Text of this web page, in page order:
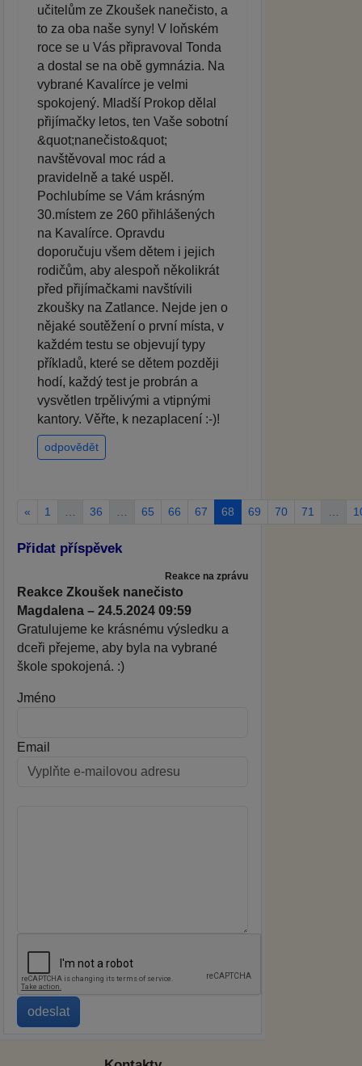
učitelům ze Zkoušek nanečisto, a
to za oba naše syny! V loňském
roce se u Vás připravoval Tonda
a dostal se na obě gymnázia. Na
vybrané Kavalírce je velmi
spokojený. Mladší Prokop dělal
přijímačky letos, ten Vaše sobotní
&quot;nanečisto&quot;
navštěvoval moc rád a
pravidelně a také uspěl.
Pochlubíme se Vám krásným
30.místem ze 260 přihlášených
na Kavalírce. Opravdu
doporučuju všem dětem i jejich
rodičům, aby alespoň několikrát
před přijímačkami navštívili
zkoušky na Zatlance. Nejde jen o
nějaké soutěžení o první místa, v
každém testu se objevují typy
příkladů, které se dětem později
hodí, každý test je probrán a
vysvětlen trpělivými a vtipnými
kantory. Věřte, k nezaplacení :-)!
odpovědět
« 1 36 65 66 67 68 69 70 71
Přidat příspěvek
Reakce na zprávu
Reakce Zkoušek nanečisto
Magdalena – 24.5.2024 09:59
Gratulujeme ke krásnému výsledku a
dceři přejeme, aby byla na vybrané
škole spokojená. :)
Jméno
Email